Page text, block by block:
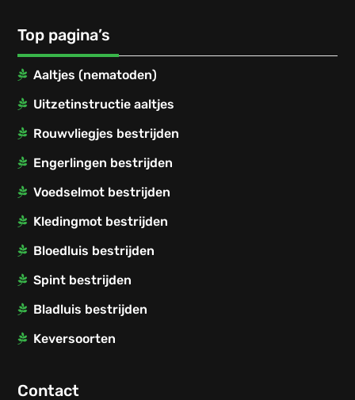
Top pagina’s
Aaltjes (nematoden)
Uitzetinstructie aaltjes
Rouwvliegjes bestrijden
Engerlingen bestrijden
Voedselmot bestrijden
Kledingmot bestrijden
Bloedluis bestrijden
Spint bestrijden
Bladluis bestrijden
Keversoorten
Contact